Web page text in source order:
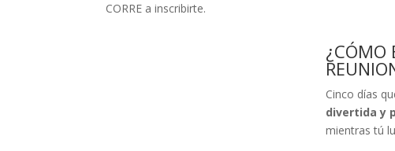
CORRE a inscribirte.
¿CÓMO
Cinco días
divertida y
mientras tú